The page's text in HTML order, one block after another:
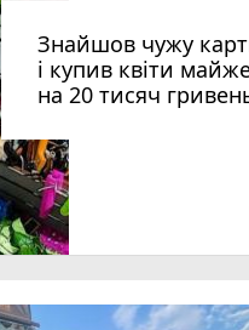
Знайшов чужу
і купив квіти
на 20 тисяч